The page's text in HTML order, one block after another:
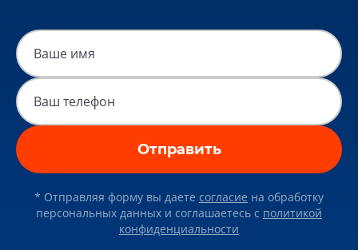
Отправить
* Отправляя форму вы даете согласие на обработку
персональных данных и соглашаетесь c политикой
конфиденциальности